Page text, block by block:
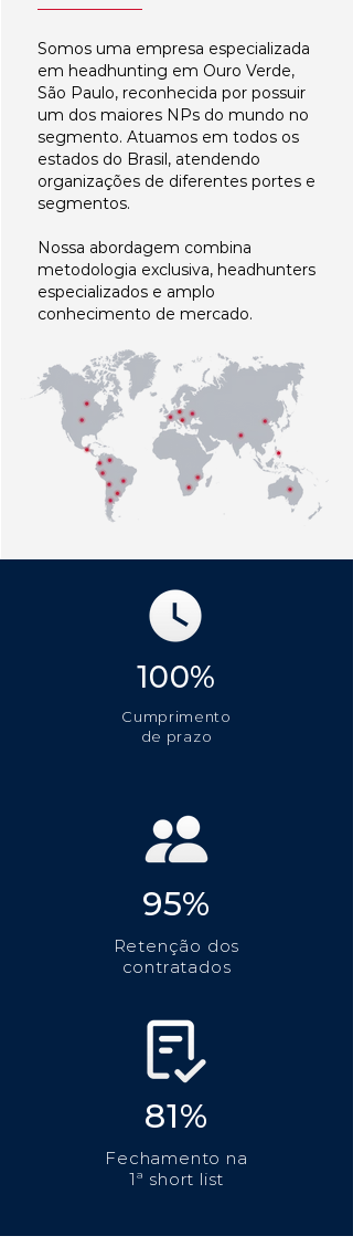
Somos uma empresa especializada
em headhunting em Ouro Verde,
São Paulo, reconhecida por possuir
um dos maiores NPs do mundo no
segmento. Atuamos em todos os
estados do Brasil, atendendo
organizações de diferentes portes e
segmentos.
Nossa abordagem combina
metodologia exclusiva, headhunters
especializados e amplo
conhecimento de mercado.
100%
Cumprimento
de prazo
95%
Retenção dos
contratados
81%
Fechamento na
1ª short list